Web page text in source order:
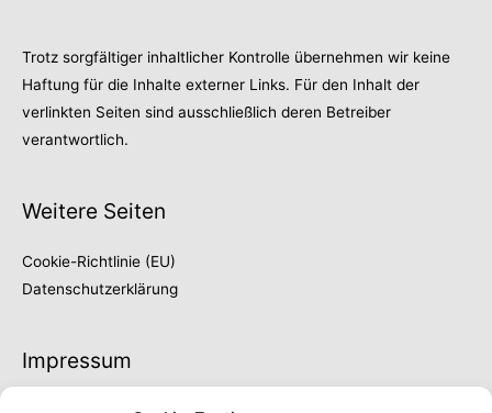
Trotz sorgfältiger inhaltlicher Kontrolle übernehmen wir keine
Haftung für die Inhalte externer Links. Für den Inhalt der
verlinkten Seiten sind ausschließlich deren Betreiber
verantwortlich.
Weitere Seiten
Cookie-Richtlinie (EU)
Datenschutzerklärung
Impressum